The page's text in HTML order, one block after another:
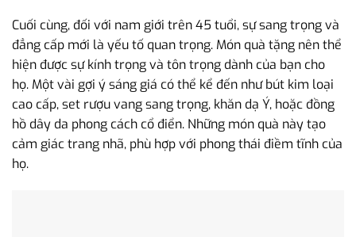
Cuối cùng, đối với nam giới trên 45 tuổi, sự sang trọng và
đẳng cấp mới là yếu tố quan trọng. Món quà tặng nên thể
hiện được sự kính trọng và tôn trọng dành của bạn cho
họ. Một vài gợi ý sáng giá có thể kể đến như bút kim loại
cao cấp, set rượu vang sang trọng, khăn dạ Ý, hoặc đồng
hồ dây da phong cách cổ điển. Những món quà này tạo
cảm giác trang nhã, phù hợp với phong thái điềm tĩnh của
họ.